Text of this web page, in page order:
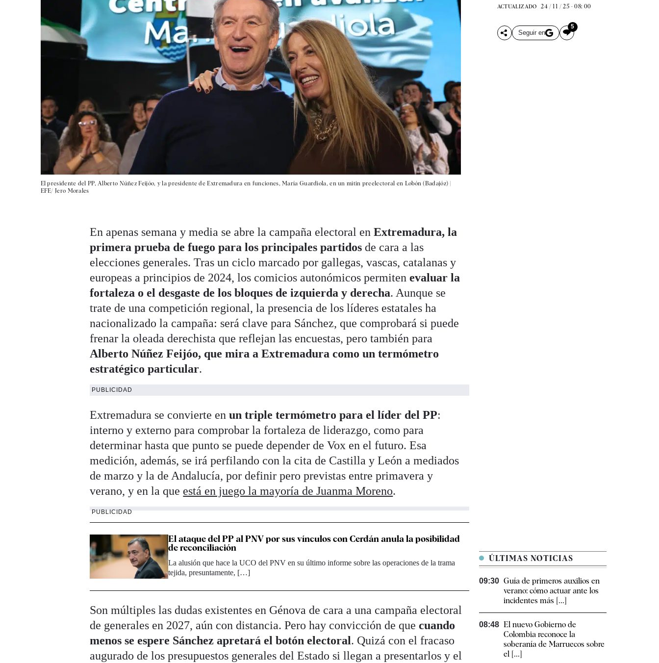
El presidente del PP, Alberto Núñez Feijóo, y la presidente de Extremadura en funciones, María Guardiola, en un mitin preelectoral en Lobón (Badajóz) |
EFE/ Jero Morales
ACTUALIZADO 24 / 11 / 25 - 08: 00
Seguir en
5
En apenas semana y media se abre la campaña electoral en Extremadura, la
primera prueba de fuego para los principales partidos de cara a las
elecciones generales. Tras un ciclo marcado por gallegas, vascas, catalanas y
europeas a principios de 2024, los comicios autonómicos permitenevaluar la
fortaleza o el desgaste de los bloques de izquierda y derecha. Aunque se
trate de una competición regional, la presencia de los líderes estatales ha
nacionalizado la campaña: será clave para Sánchez, que comprobará si puede
frenar la oleada derechista que reflejan las encuestas, pero también para
Alberto Núñez Feijóo, que mira a Extremadura como un termómetro
estratégico particular.
PUBLICIDAD
Extremadura se convierte enun triple termómetro para el líder del PP:
interno y externo para comprobar la fortaleza de liderazgo, como para
determinar hasta que punto se puede depender de Vox en el futuro. Esa
medición, además, se irá perfilando con la cita de Castilla y León a mediados
de marzo y la de Andalucía, por definir pero previstas entre primavera y
verano, y en la que está en juego la mayoría de Juanma Moreno.
PUBLICIDAD
El ataque del PP al PNV por sus vínculos con Cerdán anula la posibilidad
de reconciliación
La alusión que hace la UCO del PNV en su último informe sobre las operaciones de la trama
tejida, presuntamente, […]
Son múltiples las dudas existentes en Génova de cara a una campaña electoral
de generales en 2027, aún con distancia. Pero hay convicción de quecuando
menos se espere Sánchez apretará el botón electoral. Quizá con el fracaso
augurado de los presupuestos generales del Estado si llegan a presentarlos y el
ÚLTIMAS NOTICIAS
09:30 Guía de primeros auxilios en
verano: cómo actuar ante los
incidentes más [...]
08:48 El nuevo Gobierno de
Colombia reconoce la
soberanía de Marruecos sobre
el [...]